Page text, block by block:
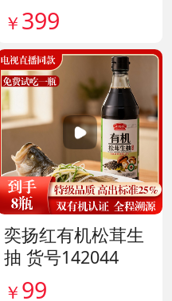
￥ 399
奕扬红有机松茸生
抽 货号142044
￥ 99